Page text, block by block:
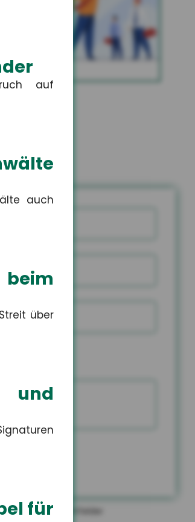
auf
auch
beim
über
für
MEHR
PLZ
E-Mail
sind Pflichtfelder